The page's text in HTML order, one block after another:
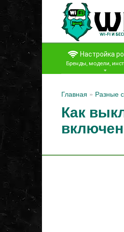
Перейти
контенту
Настройка
Бренды, модели,
Главная » Разные
Как